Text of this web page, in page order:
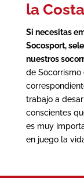
la
Si necesitas
Socosport,
nuestros
de Socorrismo
trabajo a
conscientes
es muy
en juego la